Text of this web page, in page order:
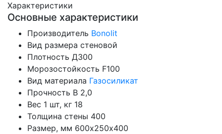
Характеристики
Основные характеристики
Производитель Bonolit
Вид размера стеновой
Плотность Д300
Морозостойкость F100
Вид материала Газосиликат
Прочность B 2,0
Вес 1 шт, кг 18
Толщина стены 400
Размер, мм 600х250х400